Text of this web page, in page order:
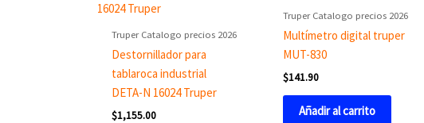
Truper Catalogo precios 2026
Destornillador para
tablaroca industrial
DETA-N 16024 Truper
$1,155.00
Truper Catalogo precios 2026
Multímetro digital truper
MUT-830
$141.90
Añadir al carrito